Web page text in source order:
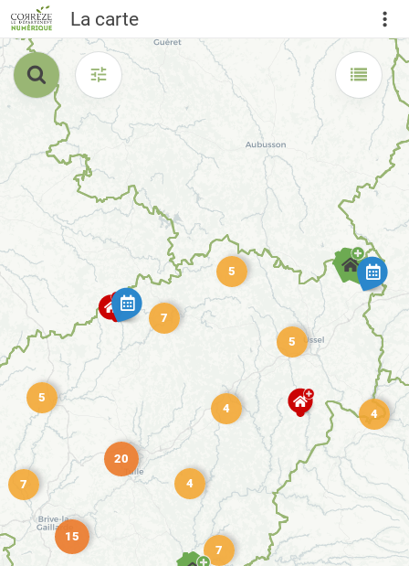
La carte
4
5
5
7
4
5
4
7
20
7
15